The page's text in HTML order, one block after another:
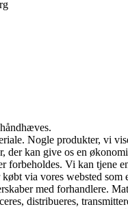
Nogle produkter, vi
der kan give os en
forbeholdes. Vi kan tjene
via vores websted som
med forhandlere.
distribueres,